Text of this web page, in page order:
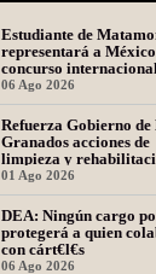
Estudiante de
representará a
concurso
oratoria en Perú
06 Ago 2026
Refuerza Gobierno de
Granados acciones de
limpieza y
Los Presidentes
01 Ago 2026
DEA: Ningún cargo
protegerá a quien
con cárt€l€s
06 Ago 2026